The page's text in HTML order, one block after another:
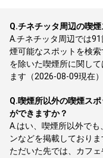
Q.チネチッタ周辺の喫
A.チネチッタ周辺では
煙可能なスポットを検
を除いた喫煙所に関し
ます（2026-08-09現在）
Q.喫煙所以外の喫煙ス
ができますか？
A. はい、喫煙所以外で
ンなどを掲載しており
ただいた先では、カフ